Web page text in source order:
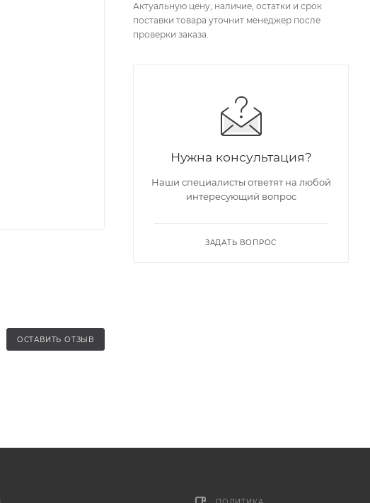
ОСТАВИТЬ ОТЗЫВ
Актуальную цену, наличие, остатки и срок
поставки товара уточнит менеджер после
проверки заказа.
Нужна консультация?
Наши специалисты ответят на любой
интересующий вопрос
ЗАДАТЬ ВОПРОС